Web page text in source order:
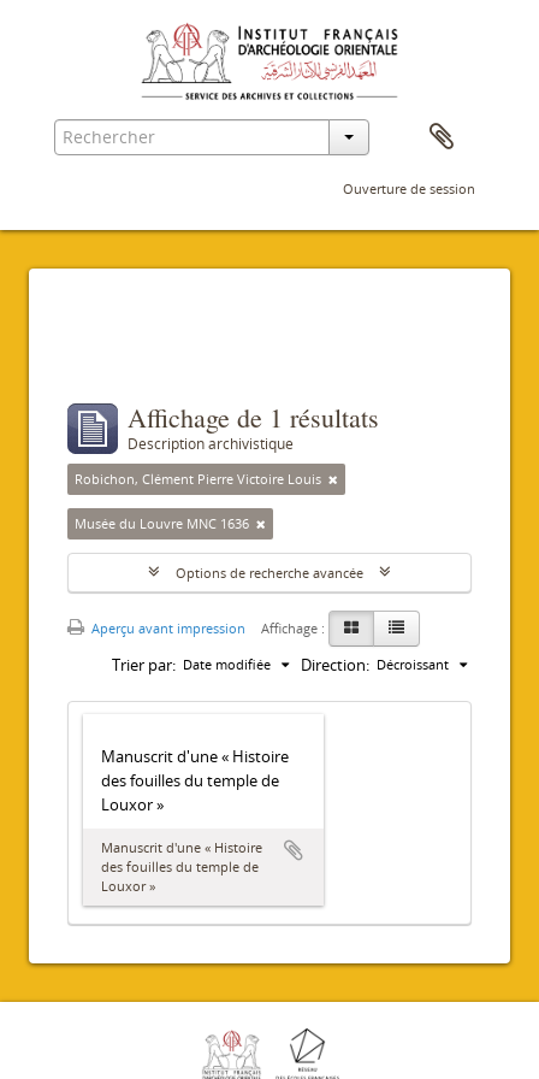
Ouverture de session
Affichage de 1 résultats
Description archivistique
Robichon, Clément Pierre Victoire Louis
Musée du Louvre MNC 1636
Options de recherche avancée
Aperçu avant impression Affichage :
Trier par: Date modifiée Direction: Décroissant
Manuscrit d'une « Histoire
des fouilles du temple de
Louxor »
Manuscrit d'une « Histoire
des fouilles du temple de
Louxor »